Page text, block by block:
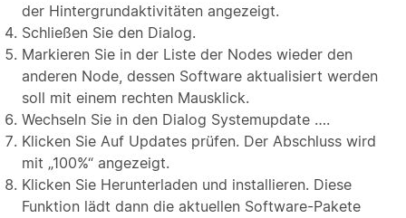
der Hintergrundaktivitäten angezeigt.
Schließen Sie den Dialog.
Markieren Sie in der Liste der Nodes wieder den
anderen Node, dessen Software aktualisiert werden
soll mit einem rechten Mausklick.
Wechseln Sie in den Dialog Systemupdate ….
Klicken Sie Auf Updates prüfen. Der Abschluss wird
mit „100%“ angezeigt.
Klicken Sie Herunterladen und installieren. Diese
Funktion lädt dann die aktuellen Software-Pakete